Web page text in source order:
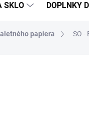
SKLO DOPLNKY
papiera SO -